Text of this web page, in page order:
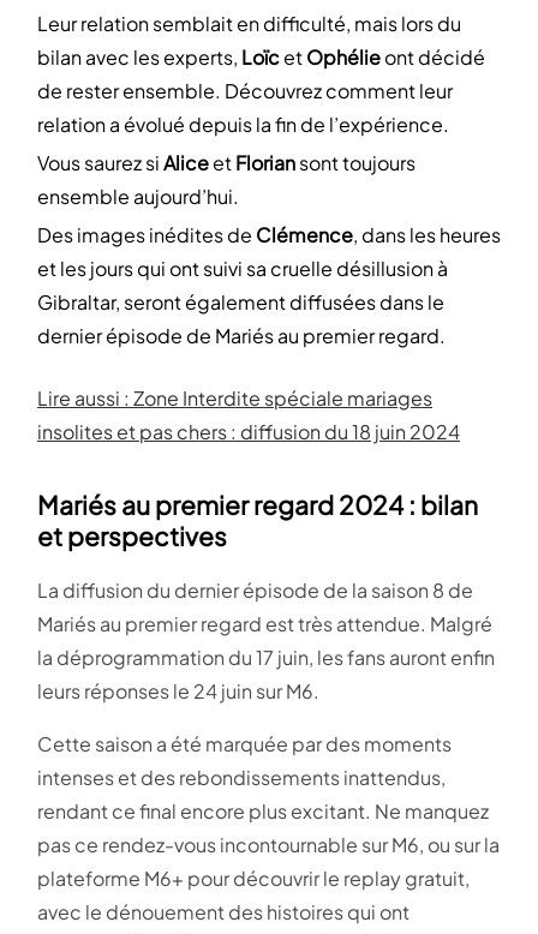
Leur relation semblait en difficulté, mais lors du
bilan avec les experts, LoïcetOphélieont décidé
de rester ensemble. Découvrez comment leur
relation a évolué depuis la fin de l’expérience.
Vous saurez siAliceetFloriansont toujours
ensemble aujourd’hui.
Des images inédites de Clémence, dans les heures
et les jours qui ont suivi sa cruelle désillusion à
Gibraltar, seront également diffusées dans le
dernier épisode de Mariés au premier regard.
Lire aussi : Zone Interdite spéciale mariages
insolites et pas chers : diffusion du 18 juin 2024
Mariés au premier regard 2024 : bilan
et perspectives
La diffusion du dernier épisode de la saison 8 de
Mariés au premier regard est très attendue. Malgré
la déprogrammation du 17 juin, les fans auront enfin
leurs réponses le 24 juin sur M6.
Cette saison a été marquée par des moments
intenses et des rebondissements inattendus,
rendant ce final encore plus excitant. Ne manquez
pas ce rendez-vous incontournable sur M6, ou sur la
plateforme M6+ pour découvrir le replay gratuit,
avec le dénouement des histoires qui ont